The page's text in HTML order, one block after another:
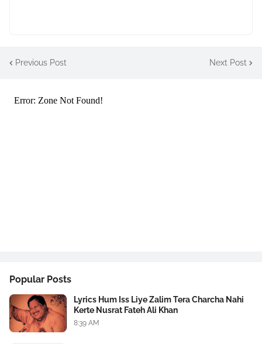
Previous Post Next Post
Popular Posts
Lyrics Hum Iss Liye Zalim Tera Charcha Nahi
Kerte Nusrat Fateh Ali Khan
8:39 AM